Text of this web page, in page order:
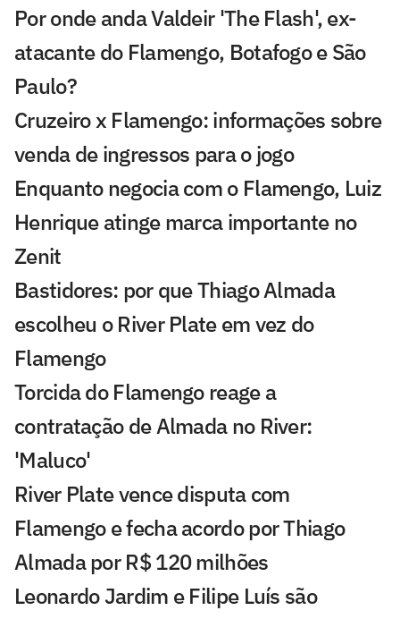
Por onde anda Valdeir 'The Flash', ex-
atacante do Flamengo, Botafogo e São
Paulo?
Cruzeiro x Flamengo: informações sobre
venda de ingressos para o jogo
Enquanto negocia com o Flamengo, Luiz
Henrique atinge marca importante no
Zenit
Bastidores: por que Thiago Almada
escolheu o River Plate em vez do
Flamengo
Torcida do Flamengo reage a
contratação de Almada no River:
'Maluco'
River Plate vence disputa com
Flamengo e fecha acordo por Thiago
Almada por R$ 120 milhões
Leonardo Jardim e Filipe Luís são